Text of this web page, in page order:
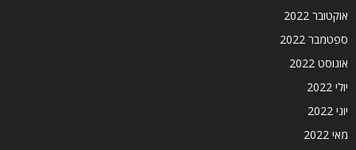
אוקטובר 2022
ספטמבר 2022
אוגוסט 2022
יולי 2022
יוני 2022
מאי 2022